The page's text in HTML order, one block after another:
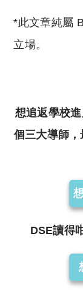
*此文章純屬
立場。
想追返學校
個三大導師
DSE讀得